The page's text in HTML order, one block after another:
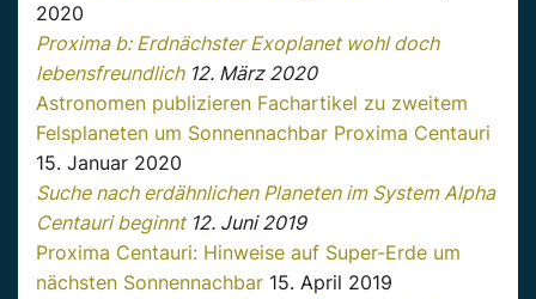
2020
Proxima b: Erdnächster Exoplanet wohl doch
lebensfreundlich12. März 2020
Astronomen publizieren Fachartikel zu zweitem
Felsplaneten um Sonnennachbar Proxima Centauri
15. Januar 2020
Suche nach erdähnlichen Planeten im System Alpha
Centauri beginnt12. Juni 2019
Proxima Centauri: Hinweise auf Super-Erde um
nächsten Sonnennachbar 15. April 2019